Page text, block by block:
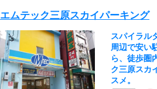
エムテック三原スカイパーキング
スパイラル
周辺で安い
ら、徒歩圏
ク三原スカ
スメ。